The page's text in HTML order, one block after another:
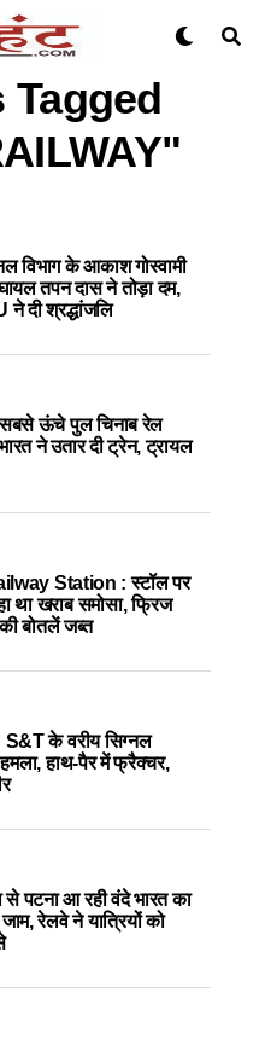
विभाग के आकाश गोस्वामी
तपन दास ने तोड़ा दम,
ने दी श्रद्धांजलि
सबसे ऊंचे पुल चिनाब रेल
ने उतार दी ट्रेन, ट्रायल
Station : स्टॉल पर
था खराब समोसा, फ्रिज
बोतलें जब्त
के वरीय सिग्नल
हाथ-पैर में फ्रैक्चर,
से पटना आ रही वंदे भारत का
रेलवे ने यात्रियों को